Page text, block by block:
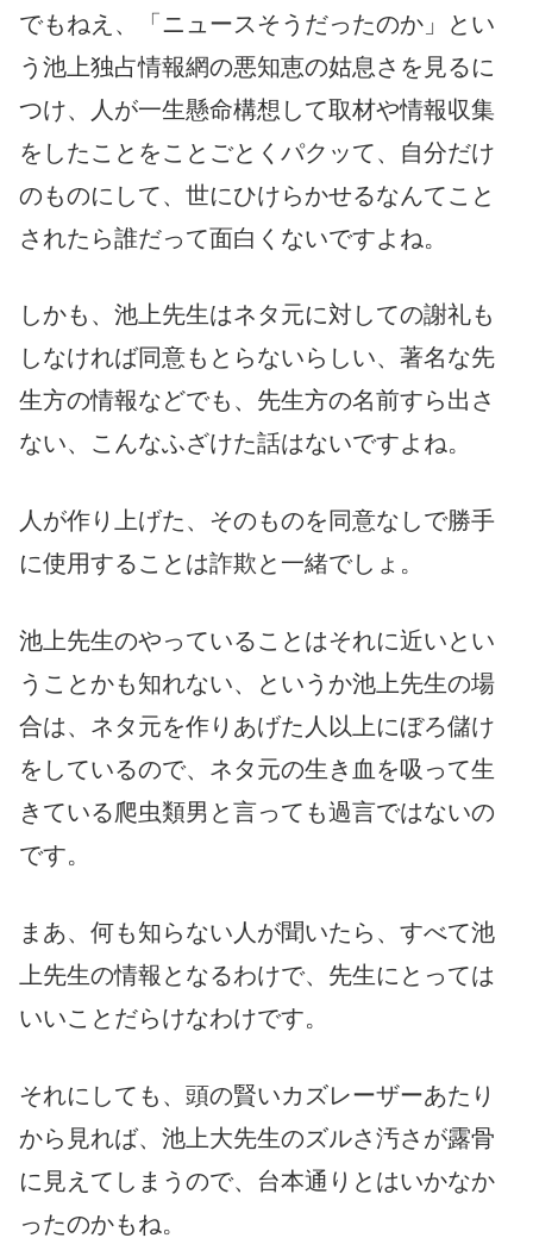
でもねえ、「ニュースそうだったのか」とい
う池上独占情報網の悪知恵の姑息さを見るに
つけ、人が一生懸命構想して取材や情報収集
をしたことをことごとくパクッて、自分だけ
のものにして、世にひけらかせるなんてこと
されたら誰だって面白くないですよね。
しかも、池上先生はネタ元に対しての謝礼も
しなければ同意もとらないらしい、著名な先
生方の情報などでも、先生方の名前すら出さ
ない、こんなふざけた話はないですよね。
人が作り上げた、そのものを同意なしで勝手
に使用することは詐欺と一緒でしょ。
池上先生のやっていることはそれに近いとい
うことかも知れない、というか池上先生の場
合は、ネタ元を作りあげた人以上にぼろ儲け
をしているので、ネタ元の生き血を吸って生
きている爬虫類男と言っても過言ではないの
です。
まあ、何も知らない人が聞いたら、すべて池
上先生の情報となるわけで、先生にとっては
いいことだらけなわけです。
それにしても、頭の賢いカズレーザーあたり
から見れば、池上大先生のズルさ汚さが露骨
に見えてしまうので、台本通りとはいかなか
ったのかもね。